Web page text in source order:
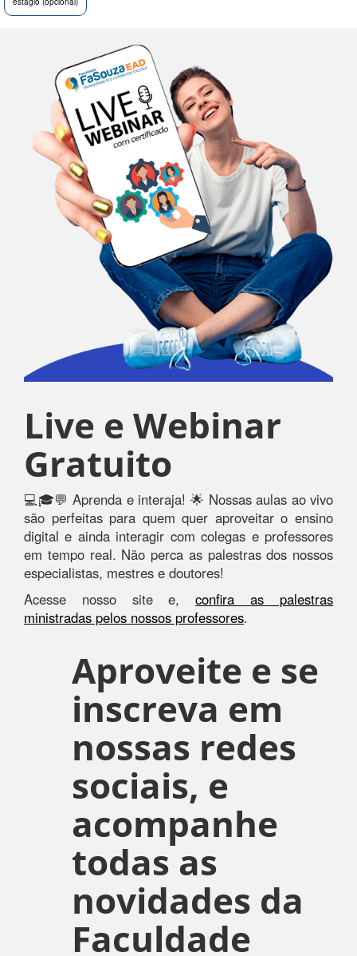
Live e Webinar
Gratuito
💻🎓💬 Aprenda e interaja! 🌟 Nossas aulas ao vivo
são perfeitas para quem quer aproveitar o ensino
digital e ainda interagir com colegas e professores
em tempo real. Não perca as palestras dos nossos
especialistas, mestres e doutores!
Acesse nosso site e,confira as palestras
ministradas pelos nossos professores.
Aproveite e se
inscreva em
nossas redes
sociais, e
acompanhe
todas as
novidades da
Faculdade